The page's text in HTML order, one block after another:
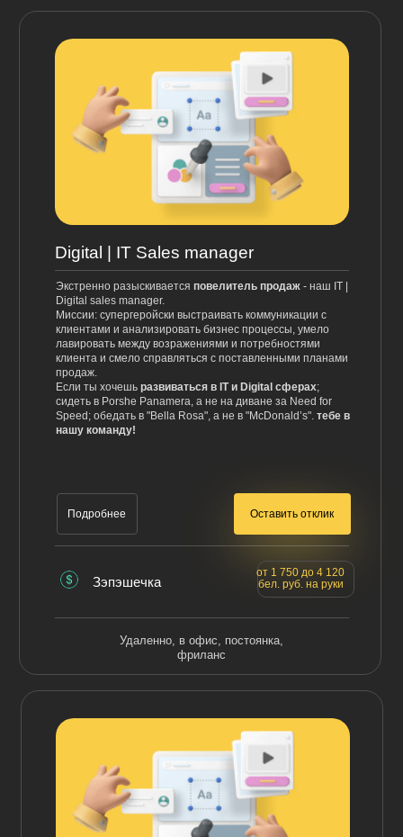
Digital | IT Sales manager
Экстренно разыскивается повелитель продаж- наш IT |
Digital sales manager.
Миссии: супергеройски выстраивать коммуникации с
клиентами и анализировать бизнес процессы, умело
лавировать между возражениями и потребностями
клиента и смело справляться с поставленными планами
продаж.
Если ты хочешь развиваться в IT и Digital сферах;
сидеть в Porshe Panamera, а не на диване за Need for
Speed; обедать в "Bella Rosa", а не в "McDonald’s". тебе в
нашу команду!
Оставить отклик
Подробнее
Зэпэшечка
от 1 750 до 4 120
бел. руб. на руки
Удаленно, в офис, постоянка,
фриланс